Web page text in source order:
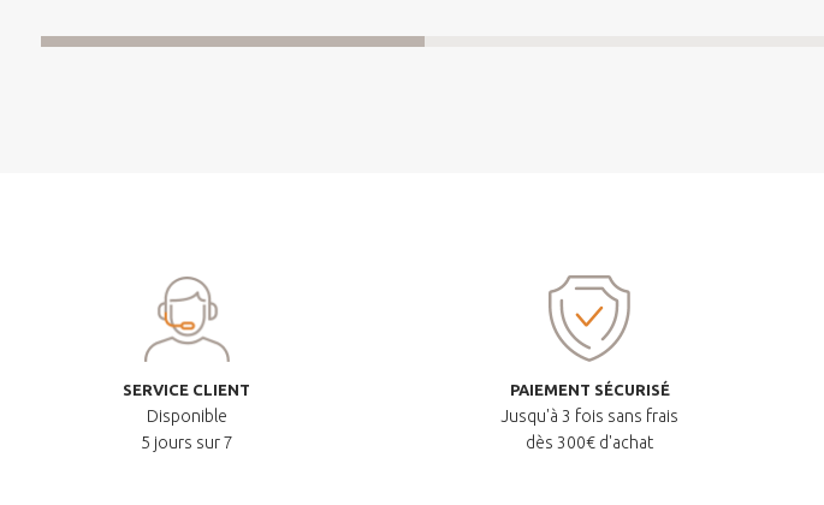
SERVICE CLIENT
Disponible
5 jours sur 7
PAIEMENT SÉCURISÉ
Jusqu'à 3 fois sans frais
dès 300€ d'achat